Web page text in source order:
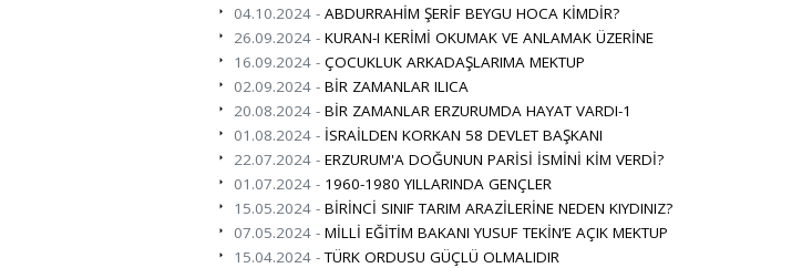
04.10.2024 - ABDURRAHİM ŞERİF BEYGU HOCA KİMDİR?
26.09.2024 - KURAN-I KERİMİ OKUMAK VE ANLAMAK ÜZERİNE
16.09.2024 - ÇOCUKLUK ARKADAŞLARIMA MEKTUP
02.09.2024 - BİR ZAMANLAR ILICA
20.08.2024 - BİR ZAMANLAR ERZURUMDA HAYAT VARDI-1
01.08.2024 - İSRAİLDEN KORKAN 58 DEVLET BAŞKANI
22.07.2024 - ERZURUM'A DOĞUNUN PARİSİ İSMİNİ KİM VERDİ?
01.07.2024 - 1960-1980 YILLARINDA GENÇLER
15.05.2024 - BİRİNCİ SINIF TARIM ARAZİLERİNE NEDEN KIYDINIZ?
07.05.2024 - MİLLİ EĞİTİM BAKANI YUSUF TEKİN’E AÇIK MEKTUP
15.04.2024 -TÜRK ORDUSU GÜÇLÜ OLMALIDIR